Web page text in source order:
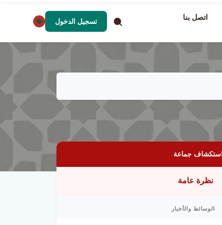
اتصل بنا تسجيل الدخول
جماعة
نظرة عامة
الوسائط والأخبار